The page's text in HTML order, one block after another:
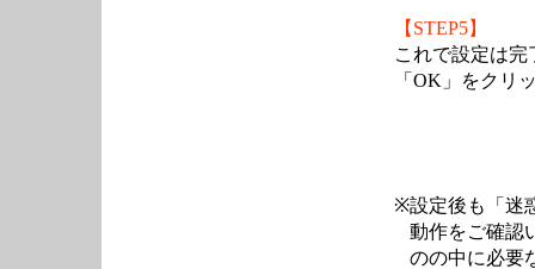
【STEP5】
これで設定は完
「OK」をクリ
※設定後も「迷
動作をご確認
のの中に必要